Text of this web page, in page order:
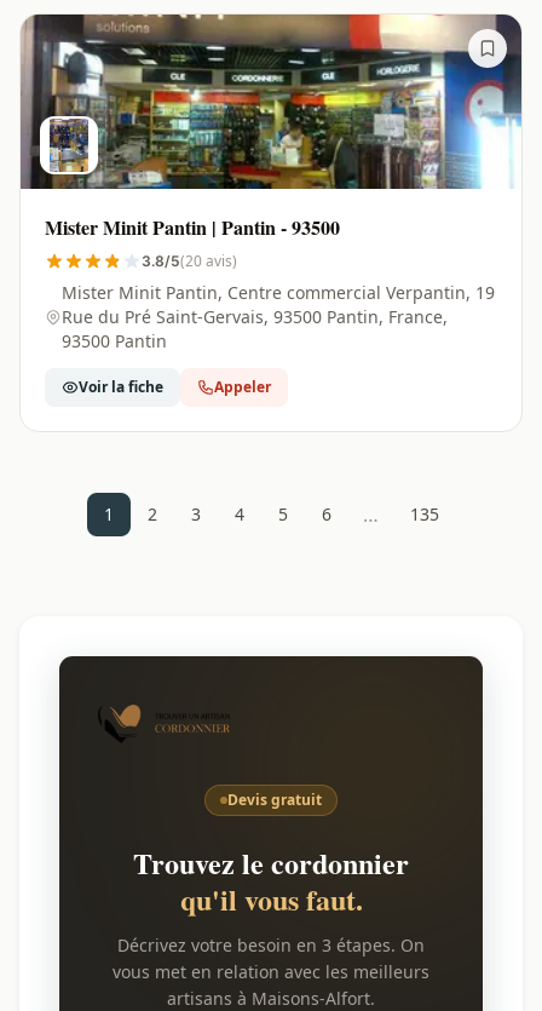
Mister Minit Pantin | Pantin - 93500
3.8/5(20 avis)
Mister Minit Pantin, Centre commercial Verpantin, 19
Rue du Pré Saint-Gervais, 93500 Pantin, France,
93500 Pantin
Voir la fiche Appeler
1 2 3 4 5 6 … 135
Devis gratuit
Trouvez le cordonnier
qu'il vous faut.
Décrivez votre besoin en 3 étapes. On
vous met en relation avec les meilleurs
artisans à Maisons-Alfort.